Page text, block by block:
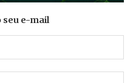
seu e-mail